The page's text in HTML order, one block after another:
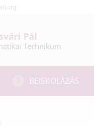
Pál
Technikum
BEISKOLÁZÁS